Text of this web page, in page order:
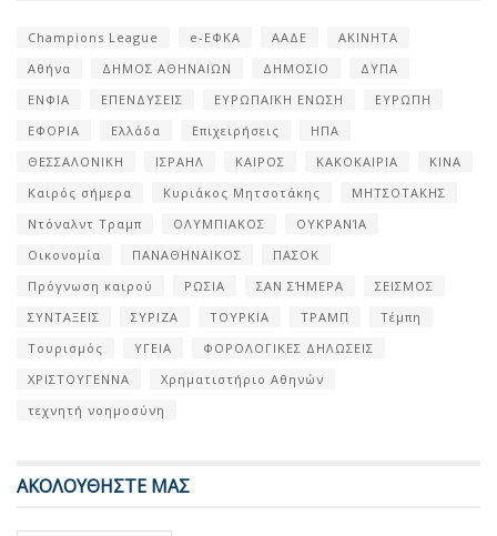
Champions League e-ΕΦΚΑ ΑΑΔΕ
ΑΚΙΝΗΤΑ
Αθήνα
ΔΗΜΟΣ ΑΘΗΝΑΙΩΝ ΔΗΜΟΣΙΟ
ΔΥΠΑ
ΕΝΦΙΑ
ΕΠΕΝΔΥΣΕΙΣ ΕΥΡΩΠΑΪΚΗ ΕΝΩΣΗ
ΕΥΡΩΠΗ
ΕΦΟΡΙΑ
Ελλάδα Επιχειρήσεις
ΗΠΑ
ΘΕΣΣΑΛΟΝΙΚΗ
ΙΣΡΑΗΛ ΚΑΙΡΟΣ ΚΑΚΟΚΑΙΡΙΑ
ΚΙΝΑ
Καιρός σήμερα
Κυριάκος Μητσοτάκης
ΜΗΤΣΟΤΑΚΗΣ
Ντόναλντ Τραμπ
ΟΛΥΜΠΙΑΚΟΣ
ΟΥΚΡΑΝΊΑ
Οικονομία
ΠΑΝΑΘΗΝΑΙΚΟΣ
ΠΑΣΟΚ
Πρόγνωση καιρού
ΡΩΣΙΑ ΣΑΝ ΣΉΜΕΡΑ
ΣΕΙΣΜΟΣ
ΣΥΝΤΑΞΕΙΣ
ΣΥΡΙΖΑ ΤΟΥΡΚΙΑ ΤΡΑΜΠ
Τέμπη
Τουρισμός
ΥΓΕΙΑ
ΦΟΡΟΛΟΓΙΚΕΣ ΔΗΛΩΣΕΙΣ
ΧΡΙΣΤΟΥΓΕΝΝΑ
Χρηματιστήριο Αθηνών
τεχνητή νοημοσύνη
ΑΚΟΛΟΥΘΗΣΤΕ ΜΑΣ